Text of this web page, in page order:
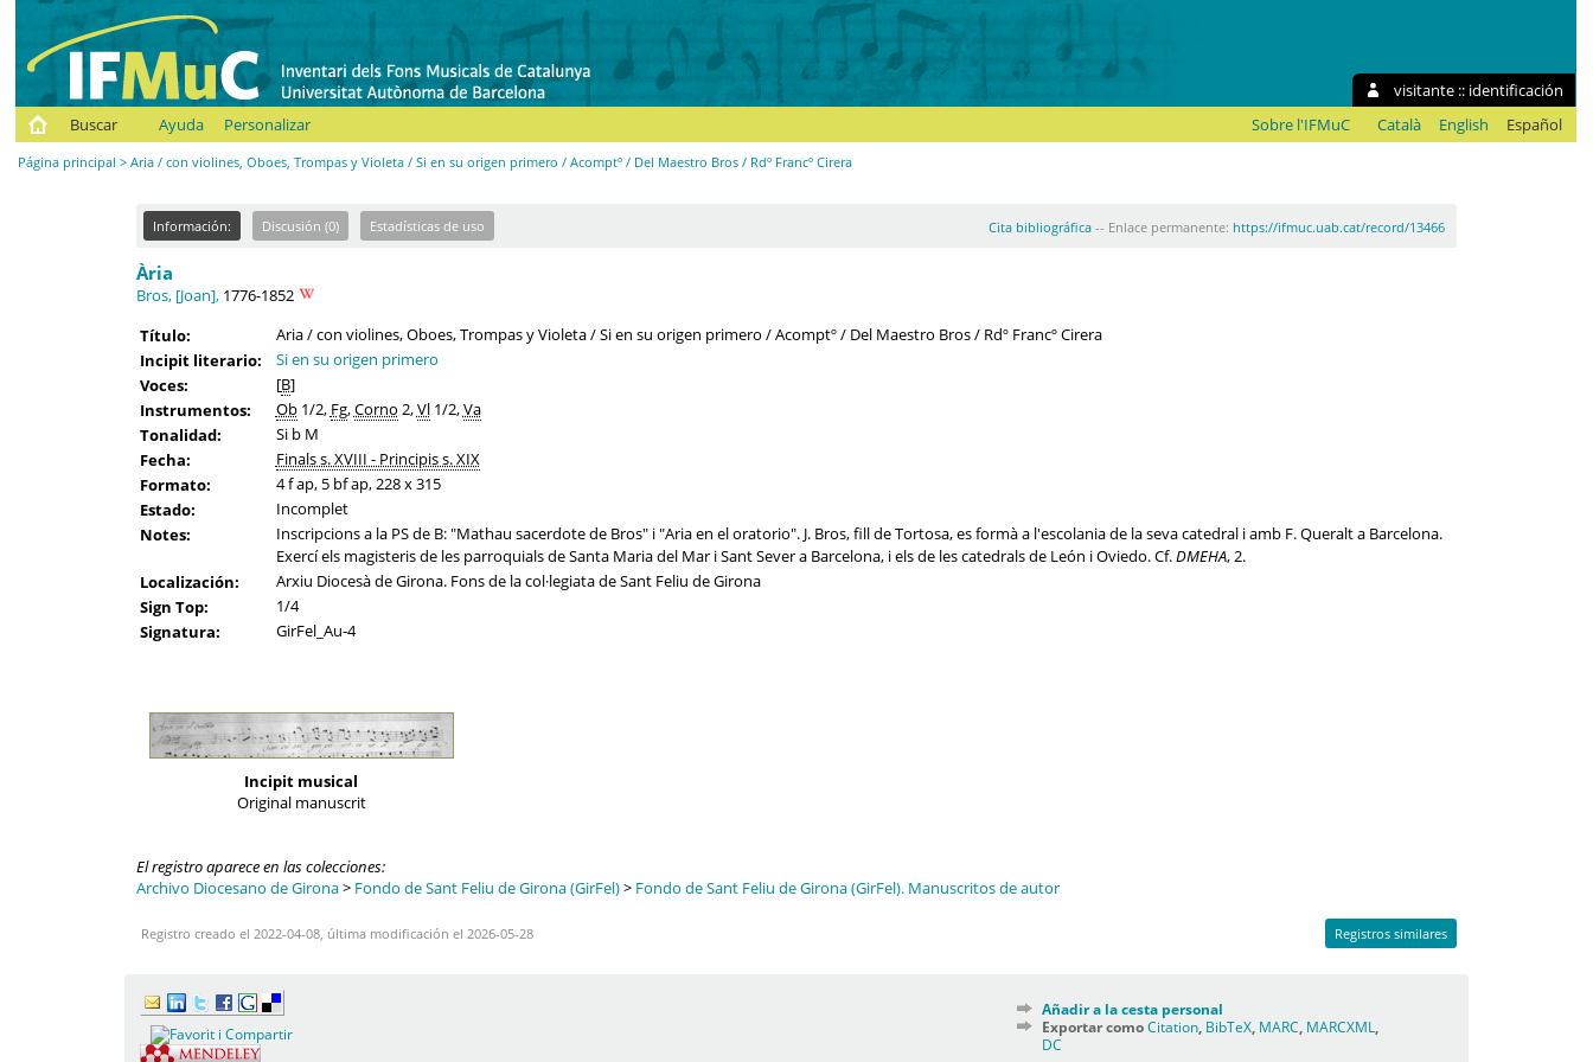
visitante :: identificación
Buscar
Ayuda Personalizar Sobre l'IFMuC Català English Español
Página principal > Aria / con violines, Oboes, Trompas y Violeta / Si en su origen primero / Acomptº / Del Maestro Bros / Rdº Francº Cirera
Información: Discusión (0) Estadísticas de uso Cita bibliográfica-- Enlace permanente: https://ifmuc.uab.cat/record/13466
Ària
Bros, [Joan],1776-1852
Título:
Aria / con violines, Oboes, Trompas y Violeta / Si en su origen primero / Acomptº / Del Maestro Bros / Rdº Francº Cirera
Incipit literario:
Si en su origen primero
Voces:
[B]
Instrumentos:
Ob1/2, Fg,Corno 2,Vl1/2,Va
Tonalidad:
Si b M
Fecha:
Finals s. XVIII - Principis s. XIX
Formato:
4 f ap, 5 bf ap, 228 x 315
Estado:
Incomplet
Notes:
Inscripcions a la PS de B: "Mathau sacerdote de Bros" i "Aria en el oratorio". J. Bros, fill de Tortosa, es formà a l'escolania de la seva catedral i amb F. Queralt a Barcelona.
Exercí els magisteris de les parroquials de Santa Maria del Mar i Sant Sever a Barcelona, i els de les catedrals de León i Oviedo. Cf.DMEHA, 2.
Localización:
Arxiu Diocesà de Girona. Fons de la col·legiata de Sant Feliu de Girona
Sign Top:
1/4
Signatura:
GirFel_Au-4
Incipit musical
Original manuscrit
El registro aparece en las colecciones:
Archivo Diocesano de Girona> Fondo de Sant Feliu de Girona (GirFel)> Fondo de Sant Feliu de Girona (GirFel). Manuscritos de autor
Registro creado el 2022-04-08, última modificación el 2026-05-28 Registros similares
Añadir a la cesta personal
Exportar comoCitation BibTeX MARC MARCXML
DC